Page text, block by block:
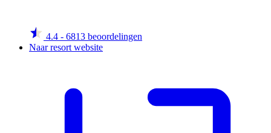
4.4 - 6813 beoordelingen
Naar resort website